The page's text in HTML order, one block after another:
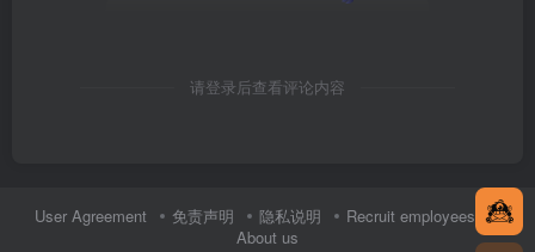
请登录后查看评论内容
User Agreement 免责声明 隐私说明
Recruit employees
About us